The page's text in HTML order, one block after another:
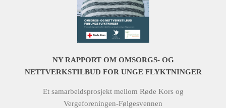
NY RAPPORT OM OMSORGS- OG
NETTVERKSTILBUD FOR UNGE FLYKTNINGER
Et samarbeidsprosjekt mellom Røde Kors og
Vergeforeningen-Følgesvennen